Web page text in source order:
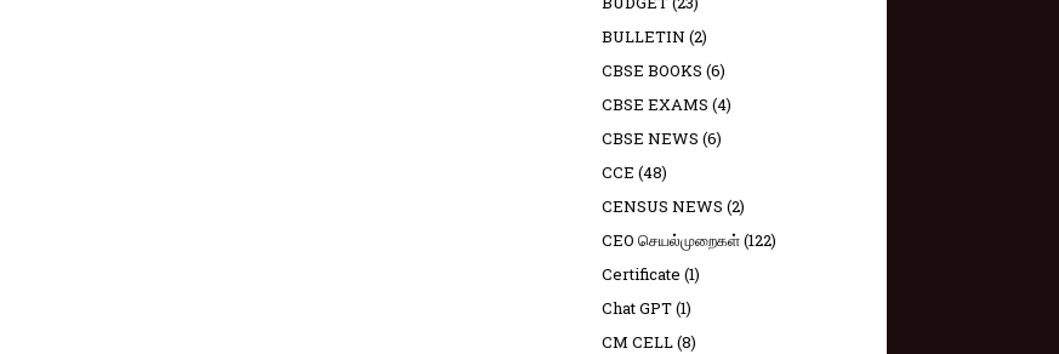
BULLETIN (2)
CBSE BOOKS (6)
CBSE EXAMS (4)
CBSE NEWS (6)
CCE (48)
CENSUS NEWS (2)
CEO செயல்முறைகள்(122)
Certificate (1)
Chat GPT(1)
CM CELL(8)